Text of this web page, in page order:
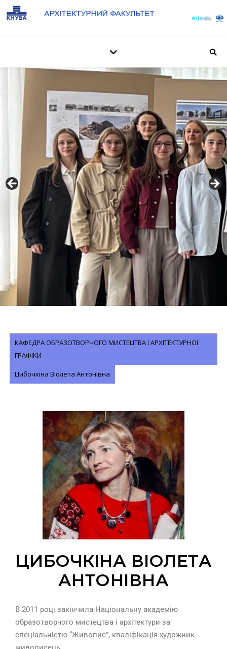
КАФЕДРА ОБРАЗОТВОРЧОГО МИСТЕЦТВА І АРХІТЕКТУРНОЇ
ГРАФІКИ
Цибочкіна Віолета Антонівна
ЦИБОЧКІНА ВІОЛЕТА
АНТОНІВНА
В 2011 році закінчила Національну академію
образотворчого мистецтва і архітектури за
спеціальністю “Живопис”, кваліфікація художник-